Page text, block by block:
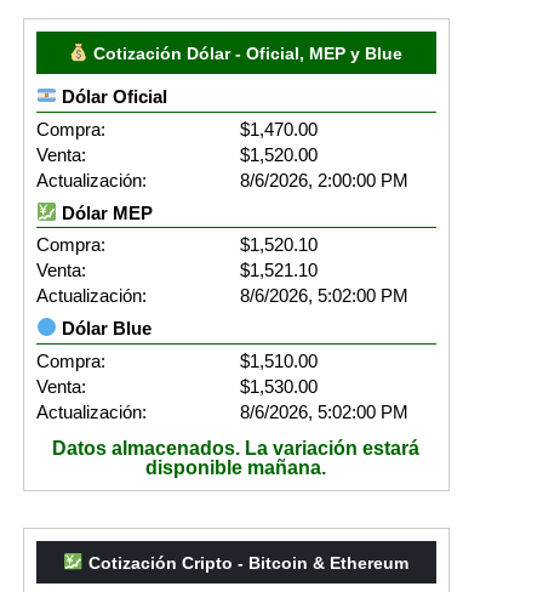
Cotización Dólar - Oficial, MEP y Blue
Dólar Oficial
Compra:
$1,470.00
Venta:
$1,520.00
Actualización:
8/6/2026, 2:00:00 PM
Dólar MEP
Compra:
$1,520.10
Venta:
$1,521.10
Actualización:
8/6/2026, 5:02:00 PM
Dólar Blue
Compra:
$1,510.00
Venta:
$1,530.00
Actualización:
8/6/2026, 5:02:00 PM
Datos almacenados. La variación estará
disponible mañana.
Cotización Cripto - Bitcoin & Ethereum